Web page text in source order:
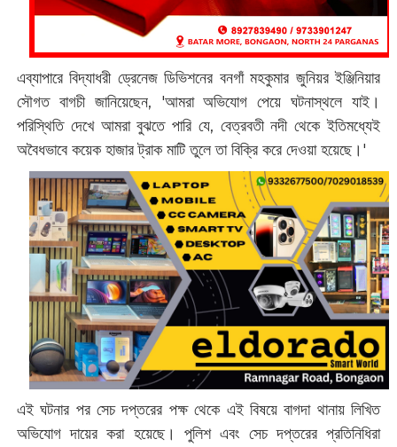
এব্যাপারে বিদ্যাধরী ড্রেনেজ ডিভিশনের বনগাঁ মহকুমার জুনিয়র ইঞ্জিনিয়ার
সৌগত বাগচী জানিয়েছেন, 'আমরা অভিযোগ পেয়ে ঘটনাস্থলে ‌যাই।
পরিস্থিতি দেখে আমরা বুঝতে পারি যে, বেত্রবতী নদী থেকে ইতিমধ্যেই
অবৈধভাবে কয়েক হাজার ট্রাক মাটি তুলে তা বিক্রি করে দেওয়া হয়েছে।'
‌এই ঘটনার পর সেচ দপ্তরের পক্ষ থেকে এই বিষয়ে বাগদা থানায় লিখিত
অভিযোগ দায়ের করা হয়েছে। পুলিশ এবং সেচ দপ্তরের প্রতিনিধিরা